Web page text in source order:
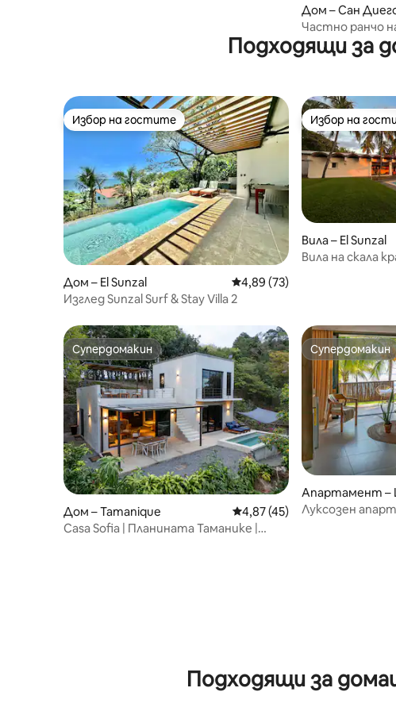
Дом – Сан
Частно ранчо
„Катрин“
Подходящи за
Избор на гостите
Избор на гостите
Дом – El Sunzal Средна оценка: 4,89 от 5,
4,89 (73)
Изглед Sunzal Surf & Stay Villa 2
Избор на
Избор на
Вила – El Sunzal
Вила на скала
Супердомакин
Супердомакин
Дом – Tamanique Средна оценка: 4,87 от 5,
4,87 (45)
Casa Sofia | Планината Таманике |
Супердомакин
Супердомакин
Апартамент –
El Salvador
Луксозен
Подходящи за